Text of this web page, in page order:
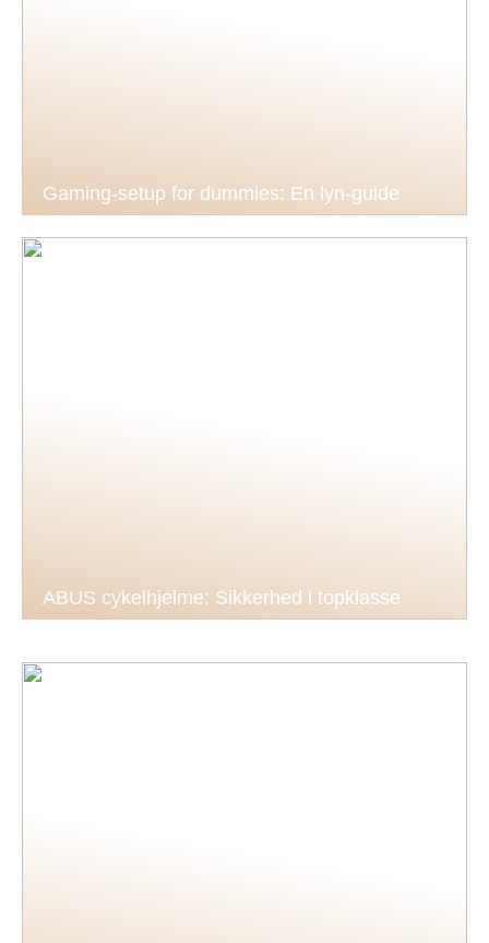
Gaming-setup for dummies: En lyn-guide
ABUS cykelhjelme: Sikkerhed i topklasse